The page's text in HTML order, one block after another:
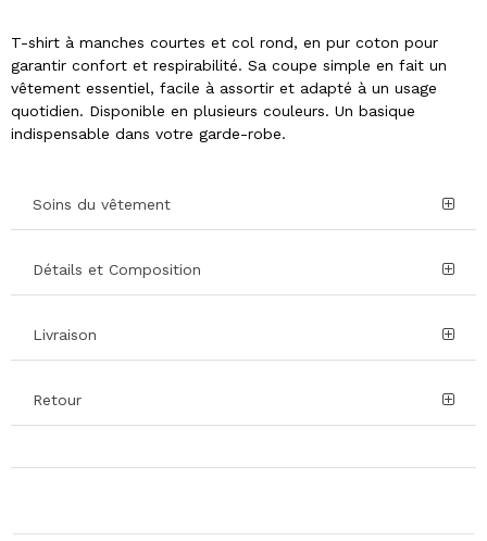
T-shirt à manches courtes et col rond, en pur coton pour
garantir confort et respirabilité. Sa coupe simple en fait un
vêtement essentiel, facile à assortir et adapté à un usage
quotidien. Disponible en plusieurs couleurs. Un basique
indispensable dans votre garde-robe.
Soins du vêtement
Détails et Composition
Livraison
Retour